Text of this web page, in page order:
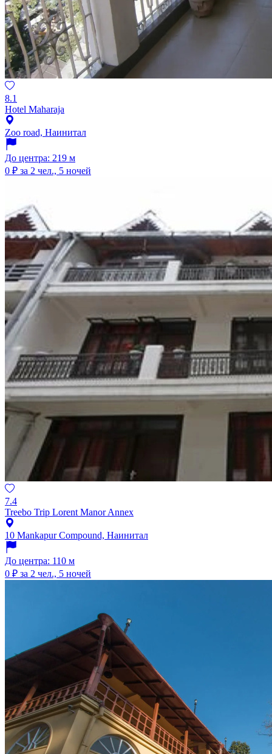
8.1
Hotel Maharaja
Zoo road, Наинитал
До центра: 219 м
0 ₽ за 2 чел., 5 ночей
7.4
Treebo Trip Lorent Manor Annex
10 Mankapur Compound, Наинитал
До центра: 110 м
0 ₽ за 2 чел., 5 ночей